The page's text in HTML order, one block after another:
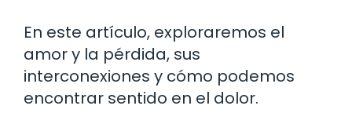
En este artículo, exploraremos el
amor y la pérdida, sus
interconexiones y cómo podemos
encontrar sentido en el dolor.